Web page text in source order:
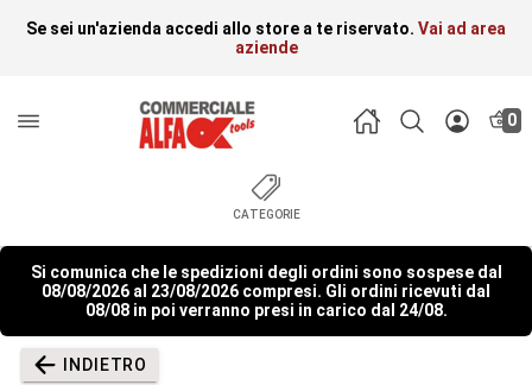
Se sei un'azienda accedi allo store a te riservato. Vai ad area
aziende
0
CATEGORIE
Si comunica che le spedizioni degli ordini sono sospese dal
08/08/2026 al 23/08/2026 compresi. Gli ordini ricevuti dal
08/08 in poi verranno presi in carico dal 24/08.
INDIETRO